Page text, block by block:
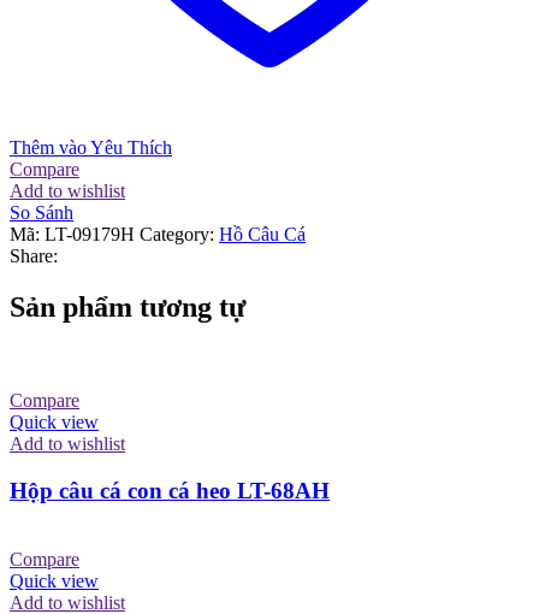
Thêm vào Yêu Thích
Compare
Add to wishlist
So Sánh
Mã: LT-09179H Category: Hồ Câu Cá
Share:
Sản phẩm tương tự
Compare
Quick view
Add to wishlist
Hộp câu cá con cá heo LT-68AH
Compare
Quick view
Add to wishlist